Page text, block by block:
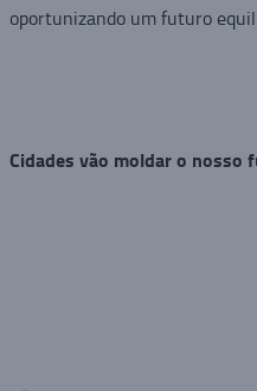
oportunizando um futuro
Cidades vão moldar o nosso